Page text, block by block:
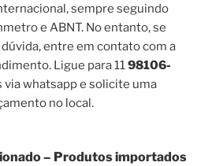
sempre seguindo
e ABNT. No entanto, se
entre em contato com a
Ligue para 1198106-
via whatsapp e solicite uma
no local.
– Produtos importados